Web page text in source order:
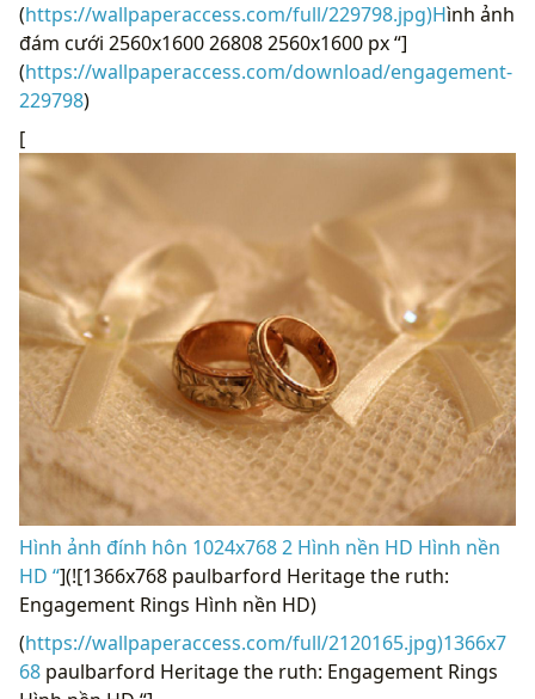
(https://wallpaperaccess.com/full/229798.jpg)Hình ảnh
đám cưới 2560x1600 26808 2560x1600 px “]
(https://wallpaperaccess.com/download/engagement-
229798)
[
Hình ảnh đính hôn 1024x768 2 Hình nền HD Hình nền
HD “](![1366x768 paulbarford Heritage the ruth:
Engagement Rings Hình nền HD)
(https://wallpaperaccess.com/full/2120165.jpg)1366x7
68 paulbarford Heritage the ruth: Engagement Rings